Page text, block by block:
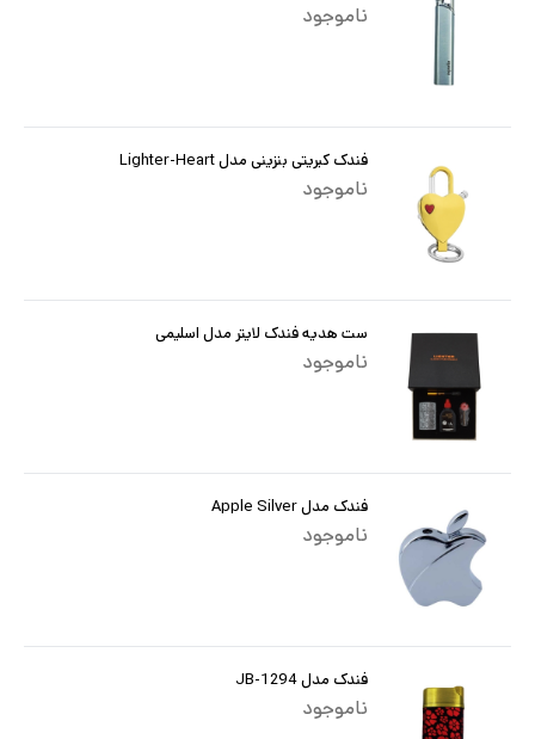
ناموجود
فندک کبریتی بنزینی مدل Lighter-Heart
ناموجود
ست هدیه فندک لایتر مدل اسلیمی
ناموجود
فندک مدل Apple Silver
ناموجود
فندک مدل JB-1294
ناموجود